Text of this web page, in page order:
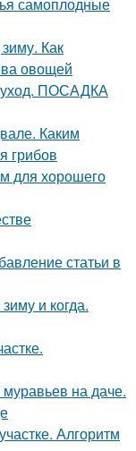
Как
овощей
уход. ПОСАДКА
Каким
грибов
для хорошего
статьи в
и когда.
муравьев на даче.
Алгоритм